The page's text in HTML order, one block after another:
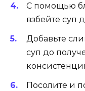
С помощью
взбейте суп
Добавьте
суп до
Посолите и